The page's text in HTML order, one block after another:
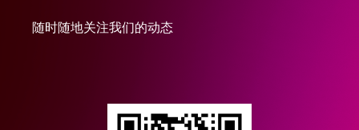
随时随地关注我们的动态